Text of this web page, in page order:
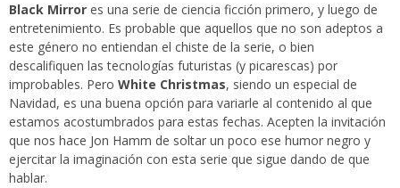
Black Mirror es una serie de ciencia ficción primero, y luego de
entretenimiento. Es probable que aquellos que no son adeptos a
este género no entiendan el chiste de la serie, o bien
descalifiquen las tecnologías futuristas (y picarescas) por
improbables. Pero White Christmas, siendo un especial de
Navidad, es una buena opción para variarle al contenido al que
estamos acostumbrados para estas fechas. Acepten la invitación
que nos hace Jon Hamm de soltar un poco ese humor negro y
ejercitar la imaginación con esta serie que sigue dando de que
hablar.